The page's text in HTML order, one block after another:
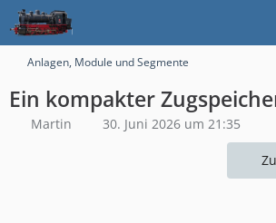
Anlagen, Module und Segmente
Ein kompakter
Martin 30. Juni 2026 um 21:35